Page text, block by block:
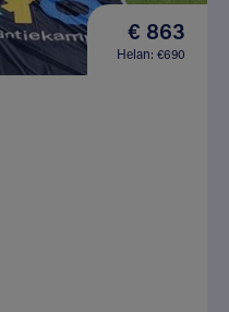
€ 863
Helan: €690